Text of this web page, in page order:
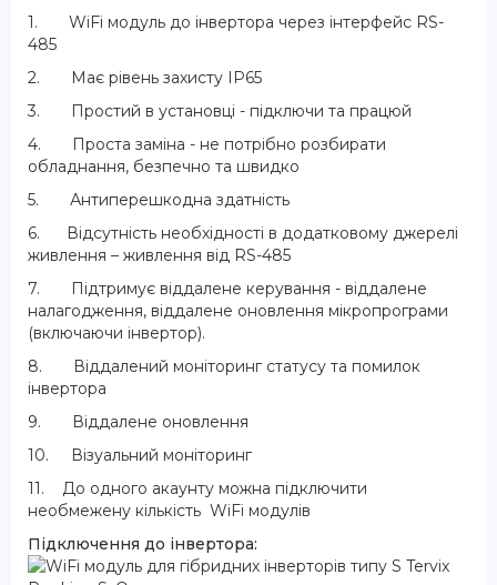
1. WiFi модуль до інвертора через інтерфейс RS-
485
2. Має рівень захисту IP65
3. Простий в установці - підключи та працюй
4. Проста заміна - не потрібно розбирати
обладнання, безпечно та швидко
5. Антиперешкодна здатність
6. Відсутність необхідності в додатковому джерелі
живлення – живлення від RS-485
7. Підтримує віддалене керування - віддалене
налагодження, віддалене оновлення мікропрограми
(включаючи інвертор).
8. Віддалений моніторинг статусу та помилок
інвертора
9. Віддалене оновлення
10. Візуальний моніторинг
11. До одного акаунту можна підключити
необмежену кількість WiFi модулів
Підключення до інвертора: